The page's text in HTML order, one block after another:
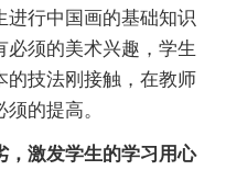
进行中国画的基础知识
须的美术兴趣，学生
的技法刚接触，在教师
的提高。
，激发学生的学习用心